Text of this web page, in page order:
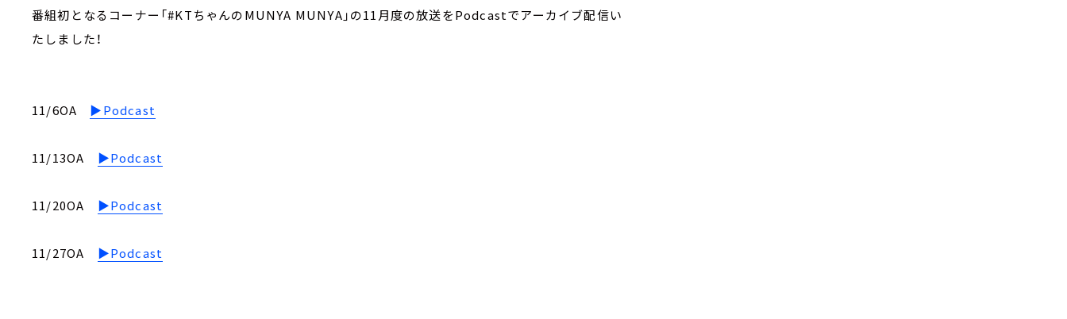
番組初となるコーナー「#KTちゃんのMUNYA MUNYA」の11月度の放送をPodcastでアーカイブ配信い
たしました！
11/6OA ▶︎Podcast
11/13OA ▶︎Podcast
11/20OA ▶︎Podcast
11/27OA ▶︎Podcast